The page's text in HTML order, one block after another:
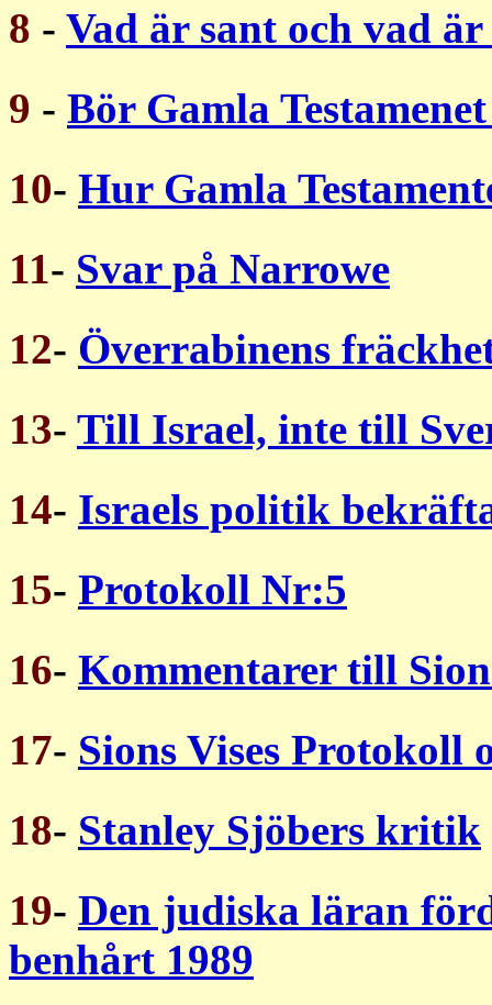
8 - Vad är sant och vad
9 - Bör Gamla
10- Hur Gamla
11- Svar på Narrowe
12- Överrabinens
13- Till Israel, inte till
14- Israels politik
15- Protokoll Nr:5
16- Kommentarer till
17- Sions Vises Protokoll
18- Stanley Sjöbers kritik
19- Den judiska läran
benhårt 1989